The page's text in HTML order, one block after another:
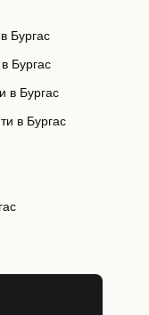
Бургас
Бургас
в Бургас
в Бургас